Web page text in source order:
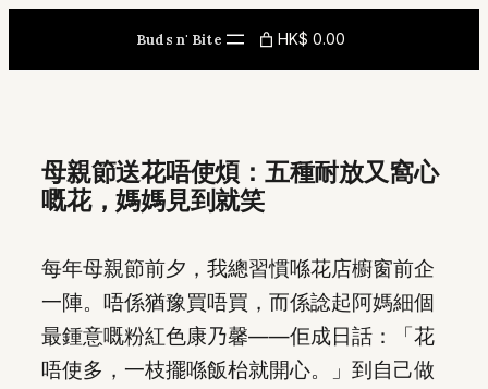
content
Buds n' Bite HK$ 0.00
母親節送花唔使煩：五種耐放又窩心
嘅花，媽媽見到就笑
每年母親節前夕，我總習慣喺花店櫥窗前企
一陣。唔係猶豫買唔買，而係諗起阿媽細個
最鍾意嘅粉紅色康乃馨——佢成日話：「花
唔使多，一枝擺喺飯枱就開心。」到自己做